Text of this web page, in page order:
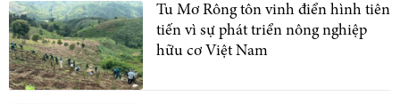
Tu Mơ Rông tôn vinh điển hình tiên
tiến vì sự phát triển nông nghiệp
hữu cơ Việt Nam